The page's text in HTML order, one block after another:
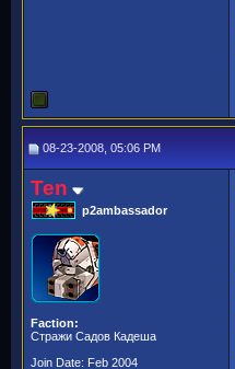
08-23-2008, 05:06 PM
Ten
p2ambassador
Faction:
Стражи Садов Кадеша
Join Date: Feb 2004